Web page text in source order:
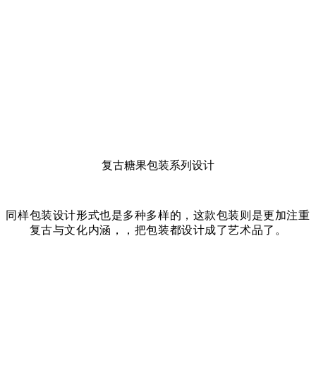
复古糖果包装系列设计
同样包装设计形式也是多种多样的，这款包装则是更加注重
复古与文化内涵，，把包装都设计成了艺术品了。